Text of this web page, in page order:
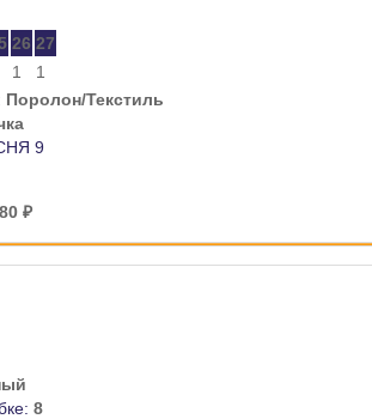
26 27
1
1
Поролон/Текстиль
9
₽
8